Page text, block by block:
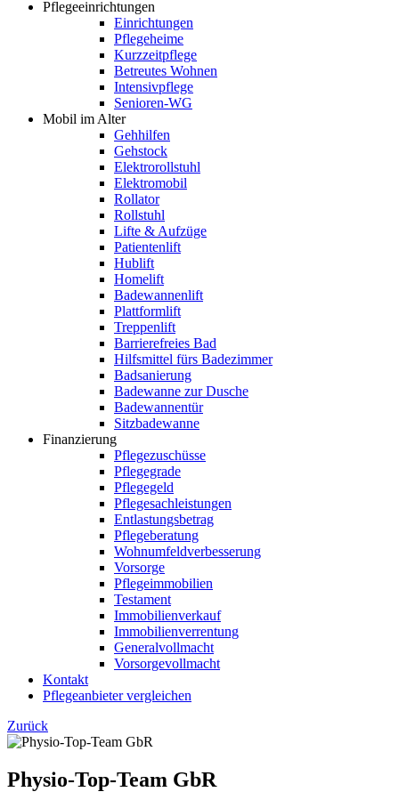
Pflegeeinrichtungen
Einrichtungen
Pflegeheime
Kurzzeitpflege
Betreutes Wohnen
Intensivpflege
Senioren-WG
Mobil im Alter
Gehhilfen
Gehstock
Elektrorollstuhl
Elektromobil
Rollator
Rollstuhl
Lifte & Aufzüge
Patientenlift
Hublift
Homelift
Badewannenlift
Plattformlift
Treppenlift
Barrierefreies Bad
Hilfsmittel fürs Badezimmer
Badsanierung
Badewanne zur Dusche
Badewannentür
Sitzbadewanne
Finanzierung
Pflegezuschüsse
Pflegegrade
Pflegegeld
Pflegesachleistungen
Entlastungsbetrag
Pflegeberatung
Wohnumfeldverbesserung
Vorsorge
Pflegeimmobilien
Testament
Immobilienverkauf
Immobilienverrentung
Generalvollmacht
Vorsorgevollmacht
Kontakt
Pflegeanbieter vergleichen
Zurück
Physio-Top-Team GbR